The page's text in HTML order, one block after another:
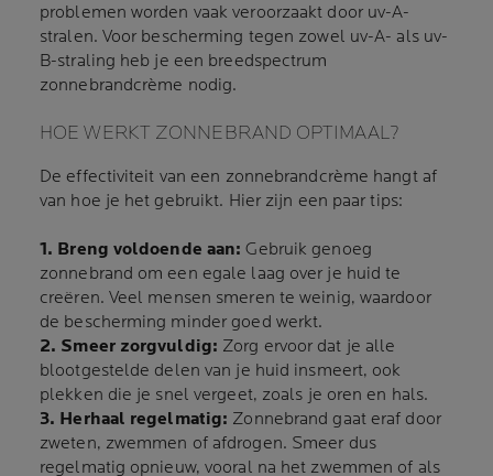
problemen worden vaak veroorzaakt door uv-A-
stralen. Voor bescherming tegen zowel uv-A- als uv-
B-straling heb je een breedspectrum
zonnebrandcrème nodig.
HOE WERKT ZONNEBRAND OPTIMAAL?
De effectiviteit van een zonnebrandcrème hangt af
van hoe je het gebruikt. Hier zijn een paar tips:
1. Breng voldoende aan: Gebruik genoeg
zonnebrand om een egale laag over je huid te
creëren. Veel mensen smeren te weinig, waardoor
de bescherming minder goed werkt.
2. Smeer zorgvuldig: Zorg ervoor dat je alle
blootgestelde delen van je huid insmeert, ook
plekken die je snel vergeet, zoals je oren en hals.
3. Herhaal regelmatig: Zonnebrand gaat eraf door
zweten, zwemmen of afdrogen. Smeer dus
regelmatig opnieuw, vooral na het zwemmen of als